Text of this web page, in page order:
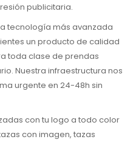
publicitaria.
tecnología más avanzada
un producto de calidad
toda clase de prendas
Nuestra infraestructura nos
urgente en 24-48h sin
con tu logo a todo color
con imagen, tazas